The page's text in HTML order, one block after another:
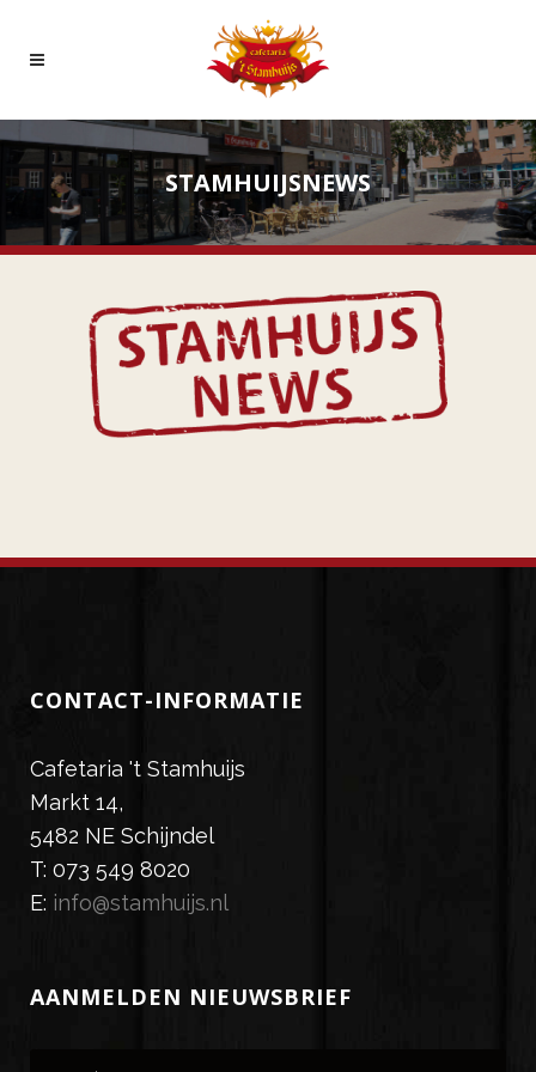
STAMHUIJSNEWS
CONTACT-INFORMATIE
Cafetaria 't Stamhuijs
Markt 14,
5482 NE Schijndel
T: 073 549 8020
E: info@stamhuijs.nl
AANMELDEN NIEUWSBRIEF